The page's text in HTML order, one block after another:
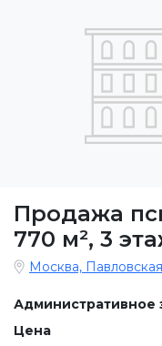
Продажа
770 м², 3
Москва,
Административное
Цена